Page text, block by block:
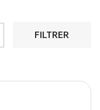
FILTRER